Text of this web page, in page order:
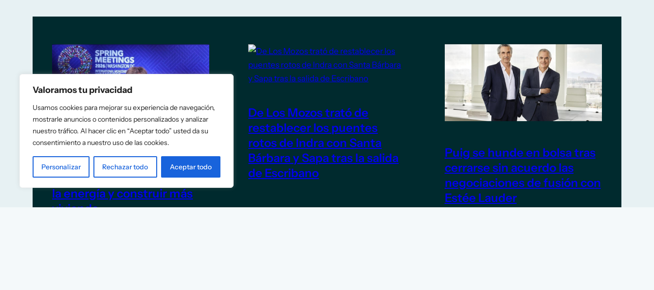
Valoramos tu privacidad
Usamos cookies para mejorar su experiencia de navegación,
mostrarle anuncios o contenidos personalizados y analizar
nuestro tráfico. Al hacer clic en “Aceptar todo” usted da su
consentimiento a nuestro uso de las cookies.
Personalizar Rechazar todo Aceptar todo
El FMI recomienda a España
eliminar las rebajas fiscales a
la energía y construir más
vivienda
De Los Mozos trató de
restablecer los puentes
rotos de Indra con Santa
Bárbara y Sapa tras la salida
de Escribano
Puig se hunde en bolsa tras
cerrarse sin acuerdo las
negociaciones de fusión con
Estée Lauder